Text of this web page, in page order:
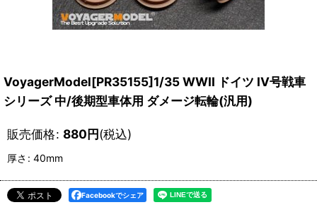
VoyagerModel[PR35155]1/35 WWII ドイツ IV号戦車
シリーズ 中/後期型車体用 ダメージ転輪(汎用)
販売価格: 880円(税込)
厚さ : 40mm
Facebookでシェア